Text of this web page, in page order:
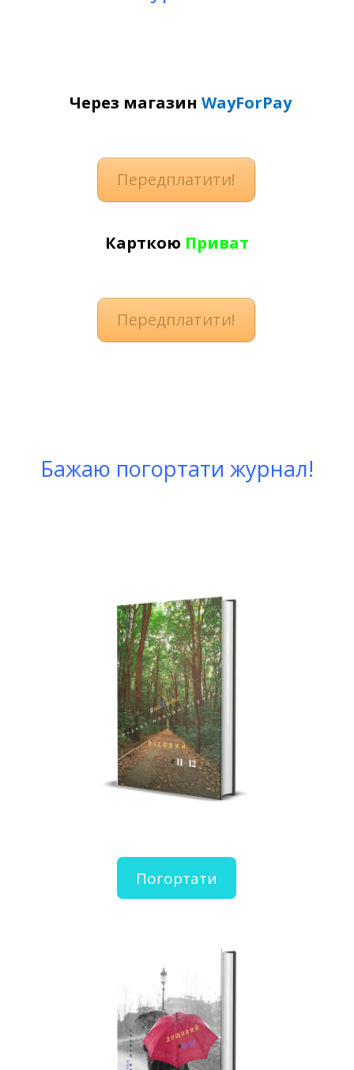
Через магазинWayForPay
Передплатити!
Карткою Приват
Передплатити!
Бажаю погортати журнал!
Погортати